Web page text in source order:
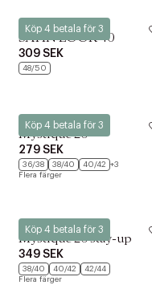
Köp 4 betala för 3
Kunert
SATIN LOOK 40
309 SEK
48/50
Köp 4 betala för 3
Kunert
Mystique 20
279 SEK
36/38 38/40 40/42 +3
Flera färger
Köp 4 betala för 3
Kunert
Mystique 20 stay-up
349 SEK
38/40 40/42
42/44
Flera färger